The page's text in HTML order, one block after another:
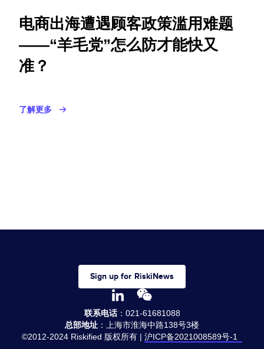
电商出海遭遇顾客政策滥用难题
——“羊毛党”怎么防才能快又
准？
了解更多
Sign up for RiskiNews
联系电话：021-61681088
总部地址 ：上海市淮海中路138号3楼
©2012-2024 Riskified 版权所有 | 沪ICP备2021008589号-1